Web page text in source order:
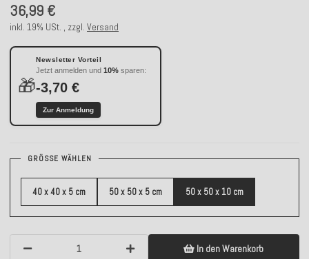
36,99 €
inkl. 19% USt. , zzgl. Versand
🎁
Newsletter Vorteil
Jetzt anmelden und 10% sparen:
-3,70 €
Zur Anmeldung
GRÖSSE WÄHLEN
40 x 40 x 5 cm 50 x 50 x 5 cm 50 x 50 x 10 cm
In den Warenkorb